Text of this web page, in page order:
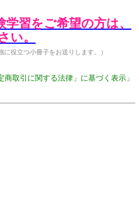
習をご希望の方は、
い。
に役立つ小冊子をお送りします。）
商取引に関する法律」に基づく表示」